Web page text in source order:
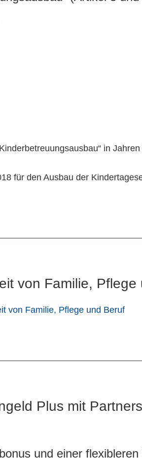
in
für den Ausbau der
von Familie, Pflege
von Familie, Pflege und Beruf
Plus mit
und einer